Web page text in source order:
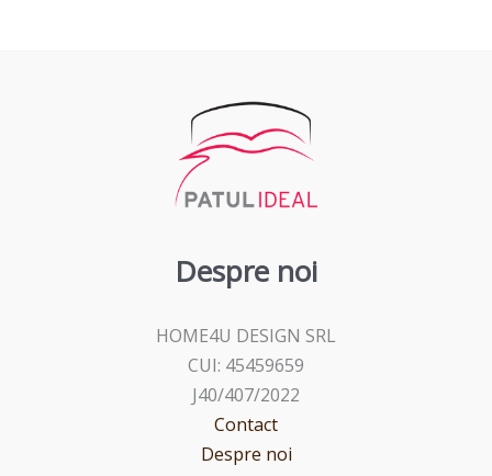
Despre noi
HOME4U DESIGN SRL
CUI: 45459659
J40/407/2022
Contact
Despre noi